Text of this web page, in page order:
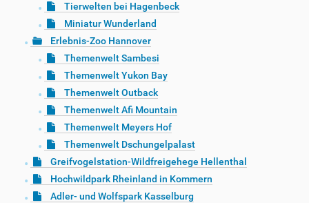
Tierwelten bei Hagenbeck
Miniatur Wunderland
Erlebnis-Zoo Hannover
Themenwelt Sambesi
Themenwelt Yukon Bay
Themenwelt Outback
Themenwelt Afi Mountain
Themenwelt Meyers Hof
Themenwelt Dschungelpalast
Greifvogelstation-Wildfreigehege Hellenthal
Hochwildpark Rheinland in Kommern
Adler- und Wolfspark Kasselburg